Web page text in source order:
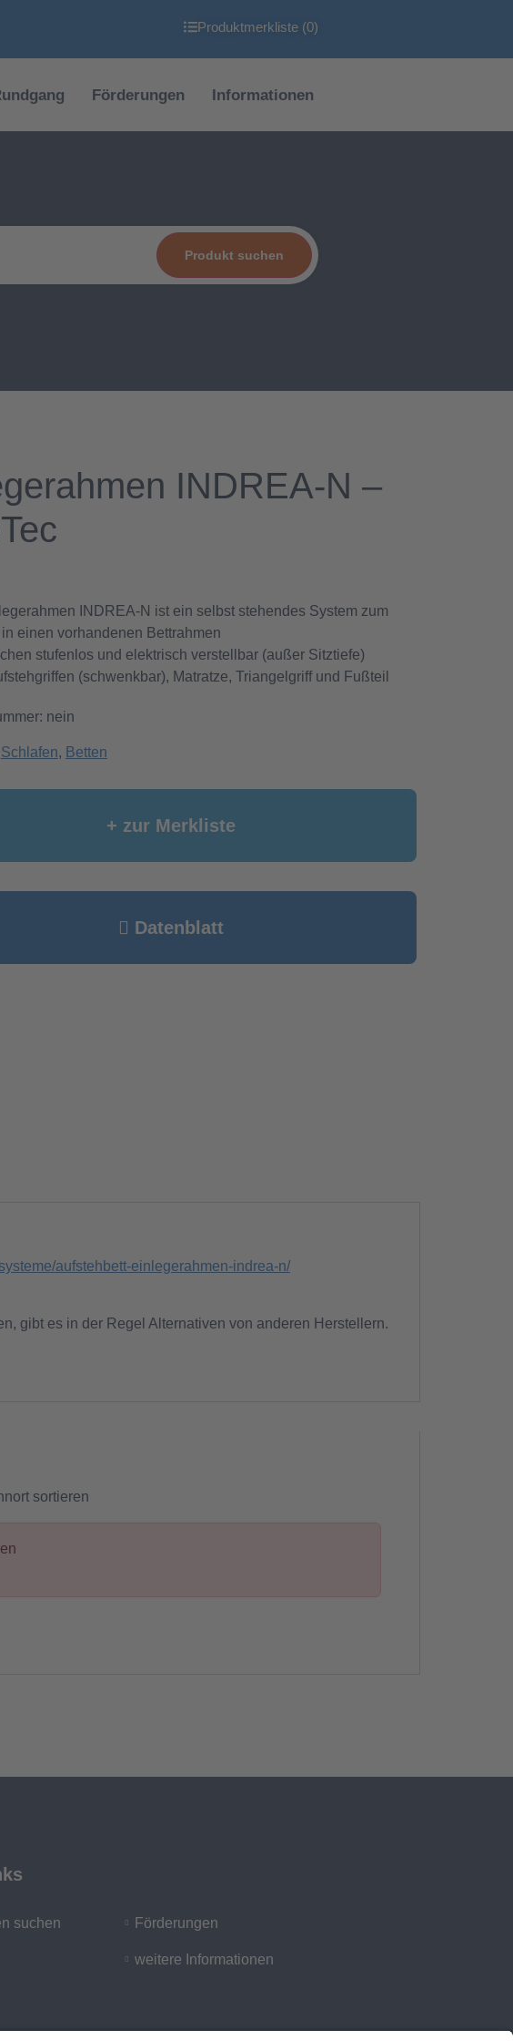
Produktmerkliste (0)
Förderungen Informationen
Produkt suchen
INDREA-N –
INDREA-N ist ein selbst stehendes System zum
einen vorhandenen Bettrahmen
stufenlos und elektrisch verstellbar (außer Sitztiefe)
(schwenkbar), Matratze, Triangelgriff und Fußteil
nein
Schlafen, Betten
+ zur Merkliste
Datenblatt
aufstehbett-einlegerahmen-indrea-n/
gibt es in der Regel Alternativen von anderen Herstellern.
sortieren
suchen Förderungen
weitere Informationen